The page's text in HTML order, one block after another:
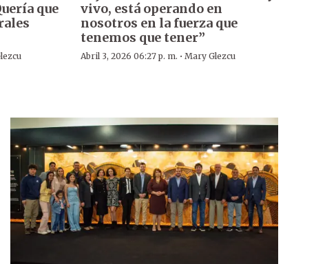
que
vivo, está operando en
nosotros en la fuerza que
tenemos que tener”
Abril 3, 2026 06:27 p. m. · Mary Glezcu